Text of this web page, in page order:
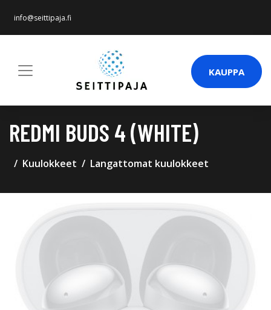
info@seittipaja.fi
KAUPPA
REDMI BUDS 4 (WHITE)
Kuulokkeet Langattomat kuulokkeet